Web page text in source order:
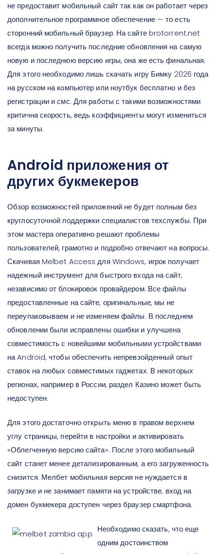
не предоставит мобильный сайт так как он работает через
дополнительное программное обеспечение — то есть
сторонний мобильный браузер. На сайте brotorrent.net
всегда можно получить последние обновления на самую
новую и последнюю версию игры, она же есть финальная.
Для этого необходимо лишь скачать игру Бимку 2026 года
на русском на компьютер или ноутбук бесплатно и без
регистрации и смс. Для работы с такими возможностями
критична скорость, ведь коэффициенты могут измениться
за минуты.
Android приложения от
других букмекеров
Обзор возможностей приложений не будет полным без
круглосуточной поддержки специалистов техслужбы. При
этом мастера оперативно решают проблемы
пользователей, грамотно и подробно отвечают на вопросы.
Скачивая Melbet Access для Windows, игрок получает
надежный инструмент для быстрого входа на сайт,
независимо от блокировок провайдером. Все файлы
предоставленные на сайте, оригинальные, мы не
переупаковываем и не изменяем файлы. В последнем
обновлении были исправлены ошибки и улучшена
совместимость с новейшими мобильными устройствами
на Android, чтобы обеспечить непревзойденный опыт
ставок на любых совместимых гаджетах. В некоторых
регионах, например в России, раздел Казино может быть
недоступен.
Для этого достаточно открыть меню в правом верхнем
углу страницы, перейти в настройки и активировать
«Облегченную версию сайта». После этого мобильный
сайт станет менее детализированным, а его загруженность
снизится. Мелбет мобильная версия не нуждается в
загрузке и не занимает памяти на устройстве, вход на
домен букмекера доступен через браузер смартфона.
Необходимо сказать, что еще
одним достоинством